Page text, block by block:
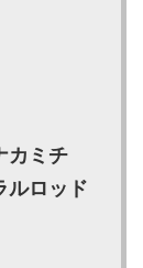
カミチ
ルロッド